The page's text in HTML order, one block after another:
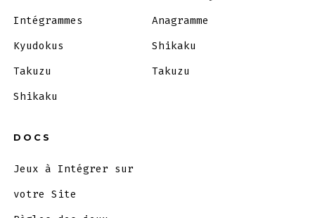
Intégrammes
Kyudokus
Takuzu
Shikaku
Anagramme
Shikaku
Takuzu
DOCS
Jeux à Intégrer sur
votre Site